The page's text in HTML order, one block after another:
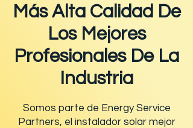
Más Alta Calidad De
Los Mejores
Profesionales De La
Industria
Somos parte de Energy Service
Partners, el instalador solar mejor